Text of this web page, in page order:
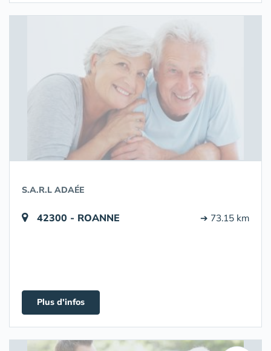
S.A.R.L ADAÉE
42300 - ROANNE ➔ 73.15 km
Plus d'infos